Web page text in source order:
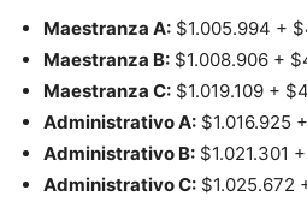
Maestranza A: $1.005.994 +
Maestranza B: $1.008.906 +
Maestranza C: $1.019.109 +
Administrativo A: $1.016.925
Administrativo B: $1.021.301
Administrativo C: $1.025.672